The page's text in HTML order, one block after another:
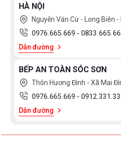
HÀ NỘI
Nguyễn Văn Cừ - Long Biên -
0976.665.669 -
Dẫn đường
BẾP AN TOÀN SÓC SƠN
Thôn Hương Đình - Xã Mai
0976.665.669 -
Dẫn đường